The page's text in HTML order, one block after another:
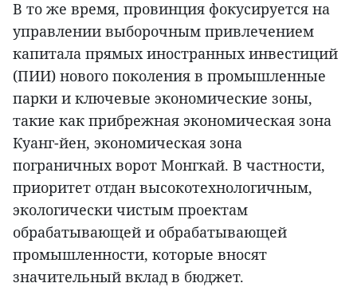
В то же время, провинция фокусируется на
управлении выборочным привлечением
капитала прямых иностранных инвестиций
(ПИИ) нового поколения в промышленные
парки и ключевые экономические зоны,
такие как прибрежная экономическая зона
Куанг-йен, экономическая зона
пограничных ворот Монгкай. В частности,
приоритет отдан высокотехнологичным,
экологически чистым проектам
обрабатывающей и обрабатывающей
промышленности, которые вносят
значительный вклад в бюджет.